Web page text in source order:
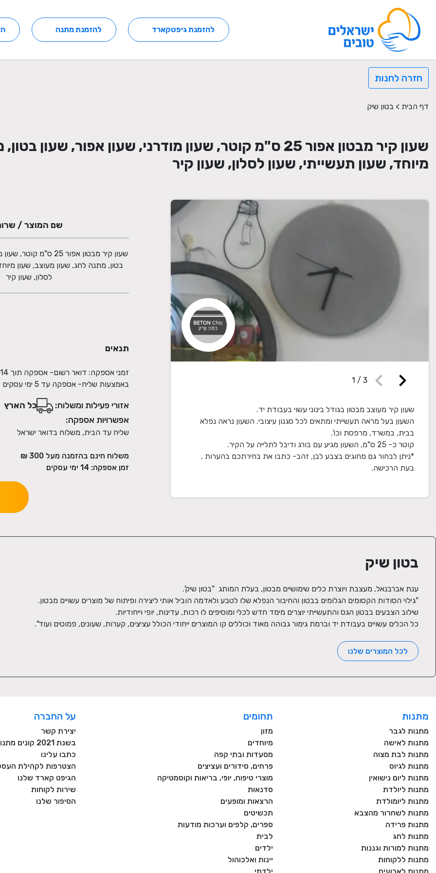
להזמנת גיפטקארד להזמנת מתנה
חזרה לחנות
דף הבית > בטון שיק
שעון קיר מבטון אפור 25 ס"מ קוטר, שעון מודרני, שעון אפור,
מיוחד, שעון תעשייתי, שעון לסלון, שעון קיר
chevron_right
chevron_left
1 / 3
השעון בעל מראה תעשייתי ומתאים לכל סגנון עיצובי. השעון נראה נפלא
*ניתן לבחור גם מחוגים בצבע לבן, זהב- כתבו את בחירתכם בהערות ,
בעת הרכישה.
שם המוצר /
שעון קיר מבטון אפור 25
בטון, מתנה לחג, שעון מעוצב, שעון
לסלון, שעון קיר
תנאים
באמצעות שליח- אספקה עד 5 ימי עסקים
אזורי פעילות ומשלוח:
כל הארץ
אפשרויות אספקה:
שליח עד הבית, משלוח בדואר ישראל
משלוח חינם בהזמנה מעל 300
₪
זמן אספקה: 14 ימי עסקים
בטון שיק
כל הכלים עשויים בעבודת יד וברמת גימור גבוהה מאוד וכוללים קו המוצרים ייחודי הכולל עציצים, קערות, שעונים, פמוטים ועוד".
לכל המוצרים שלנו
מתנות
מתנות לגבר
מתנות לאישה
מתנות לבת מצוה
מתנות לגיוס
מתנות ליום נישואין
מתנות ליולדת
מתנות ליומולדת
מתנות לשחרור מהצבא
מתנות פרידה
מתנות לחג
מתנות למורות וגננות
מתנות ללקוחות
תחומים
מזון
מיוחדים
מסעדות ובתי קפה
פרחים, סידורים ועציצים
מוצרי טיפוח, יופי, בריאות וקוסמטיקה
סדנאות
הרצאות ומופעים
תכשיטים
ספרים, קלפים וערכות מודעות
לבית
ילדים
יינות ואלכוהול
על החברה
יצירת קשר
בשנת 2021 קונים מתנות רק מעסקים כחול לבן!
כתבו עלינו
הצטרפות לקהילת
הגיפט קארד שלנו
שירות לקוחות
הסיפור שלנו